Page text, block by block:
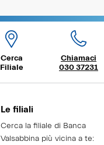
Cerca
Filiale
Chiamaci
030 37231
Le filiali
Cerca la filiale di Banca
Valsabbina più vicina a te: